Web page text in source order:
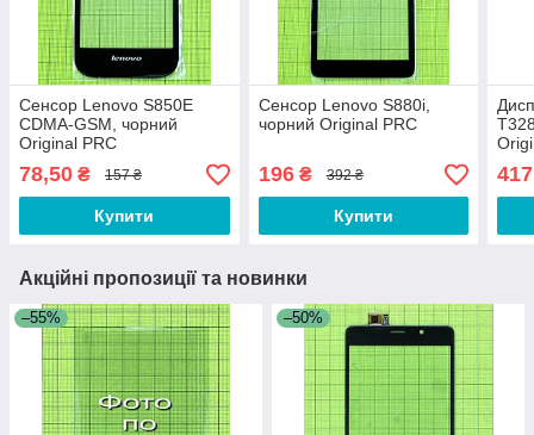
Сенсор Lenovo S850E
CDMA-GSM, чорний
Original PRC
78,50 ₴ 157 ₴
Купити
Сенсор Lenovo S880i,
чорний Original PRC
196₴ 392 ₴
Купити
Акційні пропозиції та новинки
–55% –50%